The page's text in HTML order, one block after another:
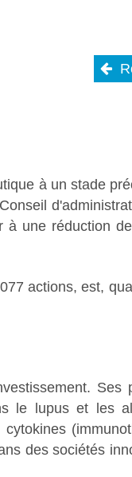
à un stade
une réduction
actions, est,
Ses
le lupus et les
des sociétés